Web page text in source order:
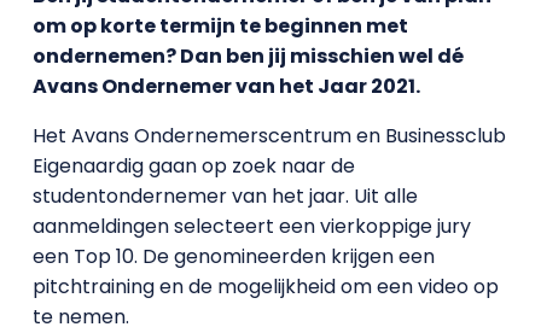
om op korte termijn te beginnen met
ondernemen? Dan ben jij misschien wel dé
Avans Ondernemer van het Jaar 2021.
Het Avans Ondernemerscentrum en Businessclub
Eigenaardig gaan op zoek naar de
studentondernemer van het jaar. Uit alle
aanmeldingen selecteert een vierkoppige jury
een Top 10. De genomineerden krijgen een
pitchtraining en de mogelijkheid om een video op
te nemen.